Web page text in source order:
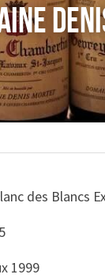
des Blancs
1999